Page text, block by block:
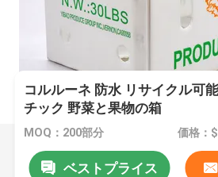
コルルーネ 防水 リサイクル可
チック 野菜と果物の箱
MOQ：200部分
ベストプライス